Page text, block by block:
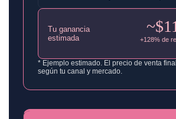
Tu ganancia
estimada
+128% de
* Ejemplo estimado. El precio de venta
según tu canal y mercado.